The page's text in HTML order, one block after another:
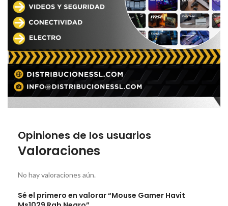
Opiniones de los usuarios
Valoraciones
No hay valoraciones aún.
Sé el primero en valorar “Mouse Gamer Havit